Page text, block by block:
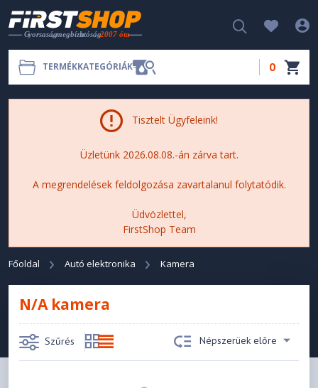
TERMÉKKATEGÓRIÁK 0
Tisztelt Ügyfeleink!
Üzletünk 2026.08.08.-án zárva tart.
A megrendelések feldolgozása zavartalanul folytatódik.
Üdvözlettel,
FirstShop Team
Főoldal Autó elektronika Kamera
N/A kamera
Szűrés Népszerüek előre